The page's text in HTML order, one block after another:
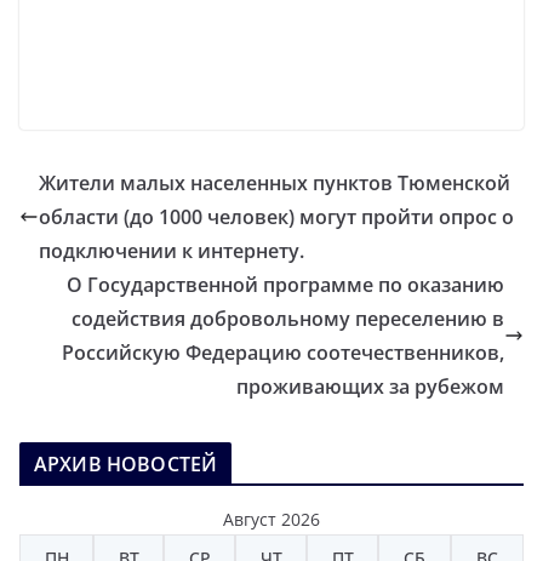
Жители малых населенных пунктов Тюменской
области (до 1000 человек) могут пройти опрос о
подключении к интернету.
О Государственной программе по оказанию
содействия добровольному переселению в
Российскую Федерацию соотечественников,
проживающих за рубежом
АРХИВ НОВОСТЕЙ
Август 2026